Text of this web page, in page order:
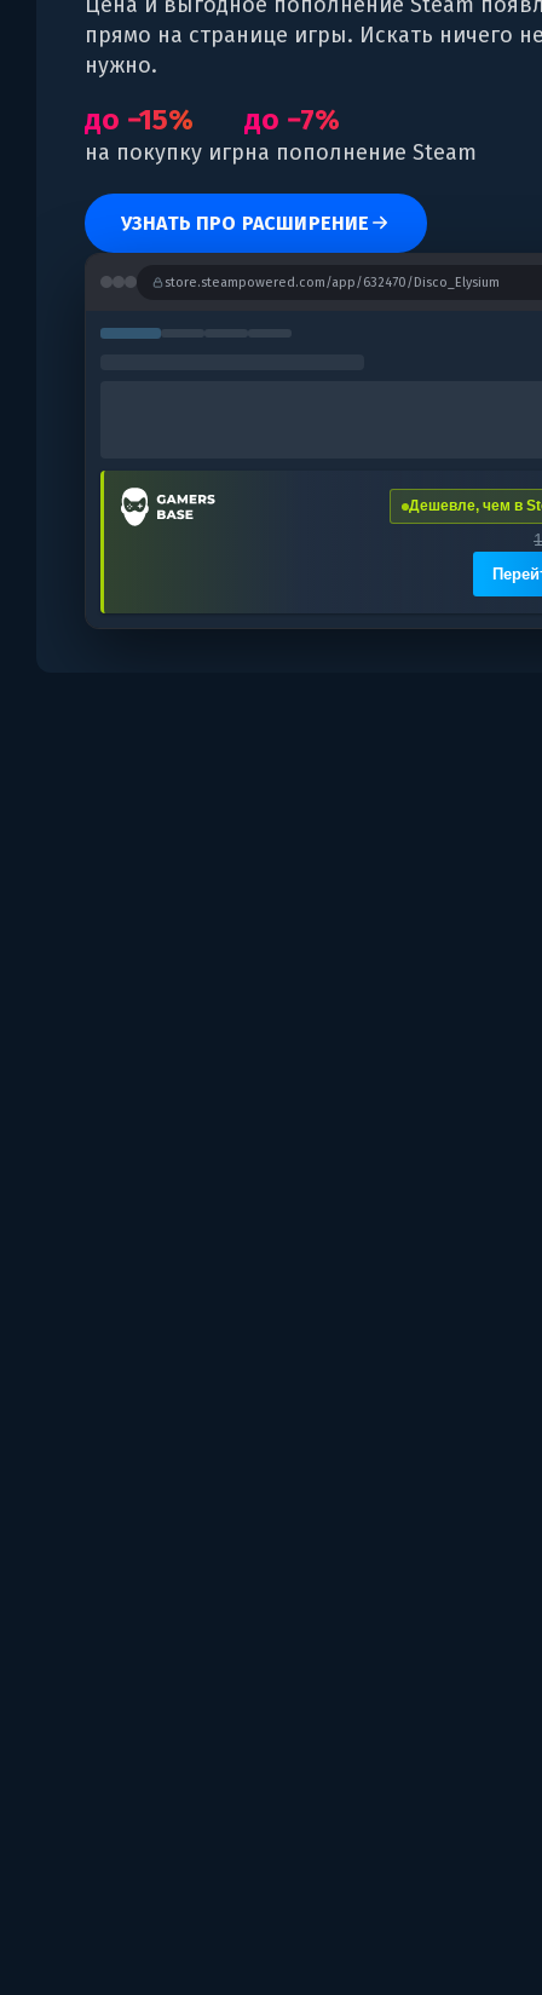
прямо на странице игры. Искать ничего
нужно.
до −15%
на покупку игр
до −7%
на пополнение Steam
УЗНАТЬ ПРО РАСШИРЕНИЕ
store.steampowered.com/app/632470/Disco_Elysium
Дешевле, чем в